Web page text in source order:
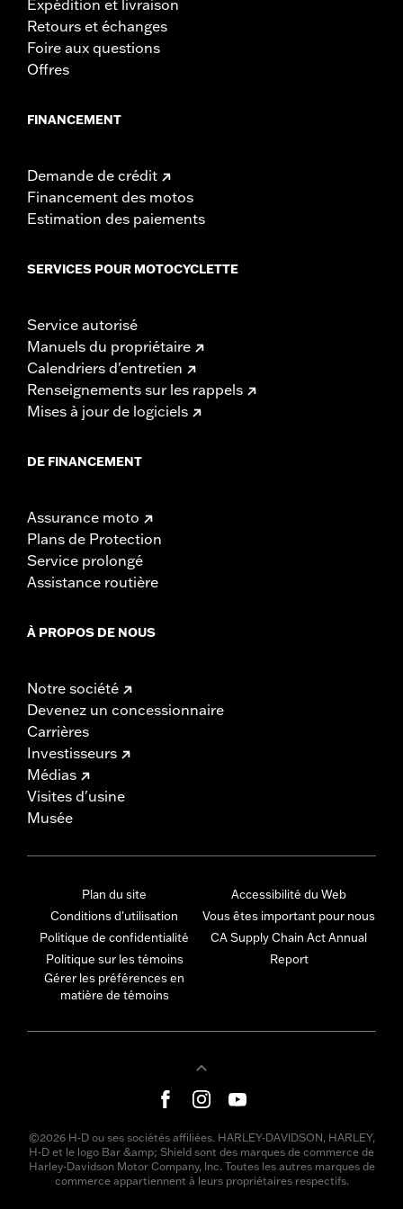
Expédition et livraison
Retours et échanges
Foire aux questions
Offres
FINANCEMENT
Demande de crédit
Financement des motos
Estimation des paiements
SERVICES POUR MOTOCYCLETTE
Service autorisé
Manuels du propriétaire
Calendriers d'entretien
Renseignements sur les rappels
Mises à jour de logiciels
DE FINANCEMENT
Assurance moto
Plans de Protection
Service prolongé
Assistance routière
À PROPOS DE NOUS
Notre société
Devenez un concessionnaire
Carrières
Investisseurs
Médias
Visites d'usine
Musée
Plan du site
Conditions d'utilisation
Politique de confidentialité
Politique sur les témoins
Gérer les préférences en
matière de témoins
Accessibilité du Web
Vous êtes important pour nous
CA Supply Chain Act Annual
Report
©2026 H-D ou ses sociétés affiliées. HARLEY-DAVIDSON, HARLEY,
H-D et le logo Bar &amp; Shield sont des marques de commerce de
Harley-Davidson Motor Company, Inc. Toutes les autres marques de
commerce appartiennent à leurs propriétaires respectifs.